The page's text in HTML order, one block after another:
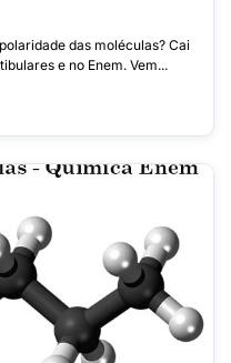
das moléculas? Cai
e no Enem. Vem...